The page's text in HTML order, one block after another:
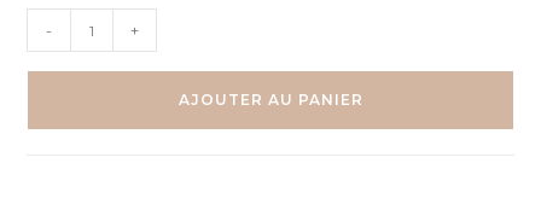
Dragons
- +
AJOUTER AU PANIER